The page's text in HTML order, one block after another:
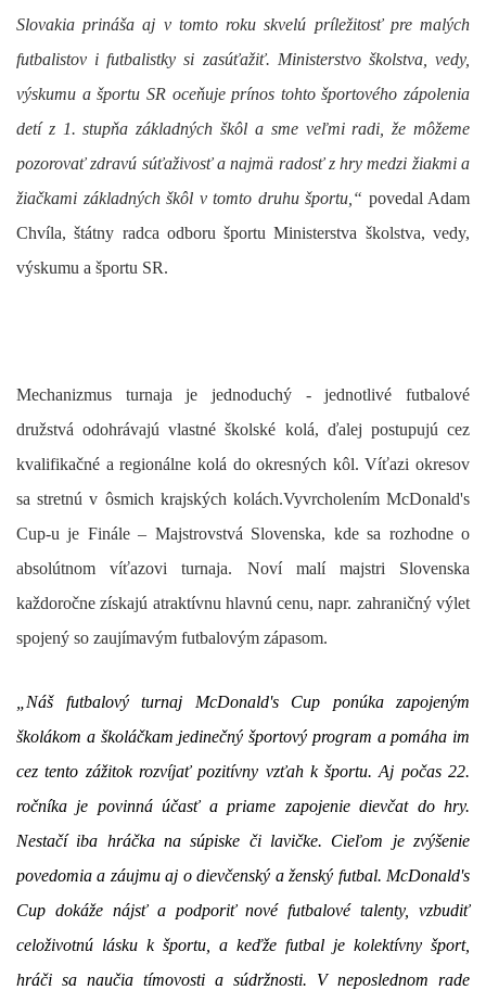
Slovakia prináša aj v tomto roku skvelú príležitosť pre malých
futbalistov i futbalistky si zasúťažiť. Ministerstvo školstva, vedy,
výskumu a športu SR oceňuje prínos tohto športového zápolenia
detí z 1. stupňa základných škôl a sme veľmi radi, že môžeme
pozorovať zdravú súťaživosť a najmä radosť z hry medzi žiakmi a
žiačkami základných škôl v tomto druhu športu,“ povedal Adam
Chvíla, štátny radca odboru športu Ministerstva školstva, vedy,
výskumu a športu SR.
Mechanizmus turnaja je jednoduchý - jednotlivé futbalové
družstvá odohrávajú vlastné školské kolá, ďalej postupujú cez
kvalifikačné a regionálne kolá do okresných kôl. Víťazi okresov
sa stretnú v ôsmich krajských kolách.Vyvrcholením McDonald's
Cup-u je Finále – Majstrovstvá Slovenska, kde sa rozhodne o
absolútnom víťazovi turnaja. Noví malí majstri Slovenska
každoročne získajú atraktívnu hlavnú cenu, napr. zahraničný výlet
spojený so zaujímavým futbalovým zápasom.
„Náš futbalový turnaj McDonald's Cup ponúka zapojeným
školákom a školáčkam jedinečný športový program a pomáha im
cez tento zážitok rozvíjať pozitívny vzťah k športu. Aj počas 22.
ročníka je povinná účasť a priame zapojenie dievčat do hry.
Nestačí iba hráčka na súpiske či lavičke. Cieľom je zvýšenie
povedomia a záujmu aj o dievčenský a ženský futbal. McDonald's
Cup dokáže nájsť a podporiť nové futbalové talenty, vzbudiť
celoživotnú lásku k športu, a keďže futbal je kolektívny šport,
hráči sa naučia tímovosti a súdržnosti. V neposlednom rade